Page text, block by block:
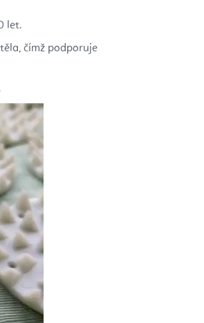
let.
čímž podporuje